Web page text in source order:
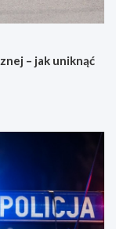
– jak uniknąć